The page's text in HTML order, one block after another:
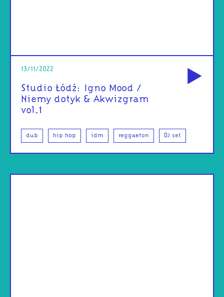
13/11/2022
Studio Łódź: Igno Mood /
Niemy dotyk & Akwizgram
vol.1
dub hip hop idm reggaeton DJ set